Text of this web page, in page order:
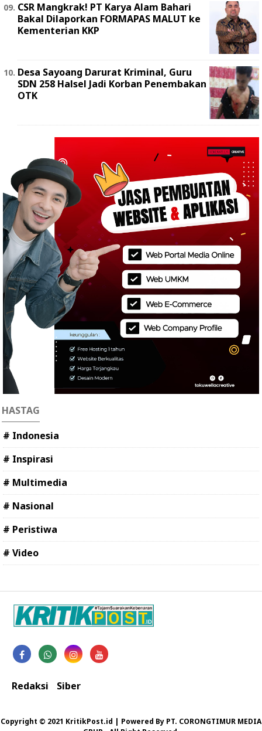
‎CSR Mangkrak! PT Karya Alam Bahari
Bakal Dilaporkan FORMAPAS MALUT ke
Kementerian KKP
Desa Sayoang Darurat Kriminal, Guru
SDN 258 Halsel Jadi Korban Penembakan
OTK
HASTAG
# Indonesia
# Inspirasi
# Multimedia
# Nasional
# Peristiwa
# Video
Redaksi Siber
Copyright © 2021 KritikPost.id | Powered By PT. CORONGTIMUR MEDIA